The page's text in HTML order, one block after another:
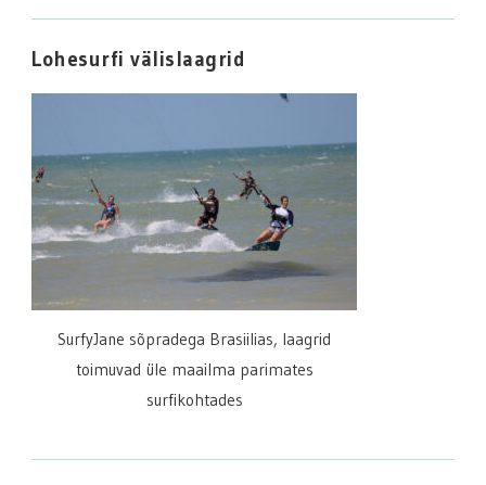
Lohesurfi välislaagrid
SurfyJane sõpradega Brasiilias, laagrid
toimuvad üle maailma parimates
surfikohtades